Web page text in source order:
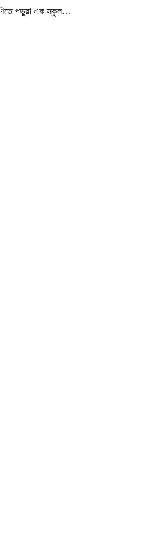
পড়ুয়া এক স্কুল…